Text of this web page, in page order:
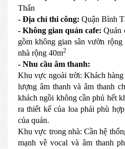
Thẩn
- Địa chỉ thi công: Quận Bình
- Không gian quán cafe:Quán
gồm không gian sân vườn rộng
nhà rộng 40m2
- Nhu cầu âm thanh:
Khu vực ngoài trời: Khách hàng
lượng âm thanh và âm thanh
khách ngồi không cần phủ hết
ra thiết kế của loa phải phù
của quán.
Khu vực trong nhà: Cần hệ
mạnh về vocal và âm thanh